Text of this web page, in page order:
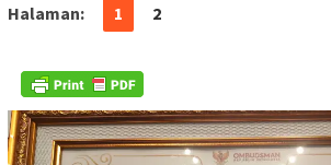
Halaman: 1 2